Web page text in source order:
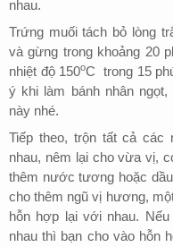
nhau.
Trứng muối tách bỏ lòng
và gừng trong khoảng 20
nhiệt độ 150oC trong 15
ý khi làm bánh nhân
này nhé.
Tiếp theo, trộn tất cả
nhau, nêm lại cho vừa vị,
thêm nước tương hoặc
cho thêm ngũ vị hương,
hỗn hợp lại với nhau.
nhau thì bạn cho vào hỗn